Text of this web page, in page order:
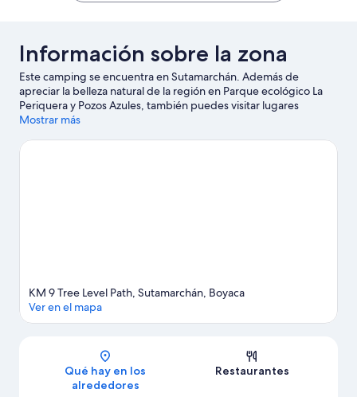
Información sobre la zona
Este camping se encuentra en Sutamarchán. Además de
apreciar la belleza natural de la región en Parque ecológico La
Periquera y Pozos Azules, también puedes visitar lugares
fundamentales para los aficionados a la cultura, como Centro de
Leyva. Observatorio astronómico de Zaquencipa y Parque
Mostrar más
KM 9 Tree Level Path, Sutamarchán, Boyaca
Ver en el mapa
Qué hay en los
alrededores
Restaurantes